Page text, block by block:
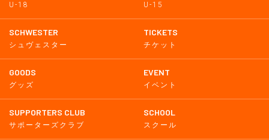
U-18 U-15
SCHWESTER
シュヴェスター
TICKETS
チケット
GOODS
グッズ
EVENT
イベント
SUPPORTERS CLUB
サポーターズクラブ
SCHOOL
スクール